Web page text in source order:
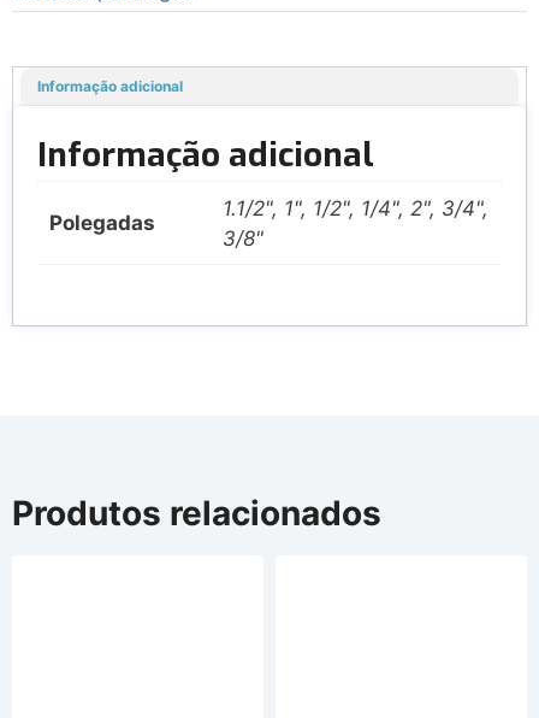
Informação adicional
Informação adicional
Polegadas
1.1/2", 1", 1/2", 1/4", 2", 3/4",
3/8"
Produtos relacionados